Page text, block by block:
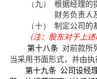
（九）
根据经理的
财务负责人
（十）
制定公司的
（注：股东对于上
第十八条 对前款所
当采用书面形式，并由执
第十九条 公司设经